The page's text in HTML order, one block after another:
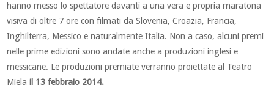
hanno messo lo spettatore davanti a una vera e propria maratona
visiva di oltre 7 ore con filmati da Slovenia, Croazia, Francia,
Inghilterra, Messico e naturalmente Italia. Non a caso, alcuni premi
nelle prime edizioni sono andate anche a produzioni inglesi e
messicane. Le produzioni premiate verranno proiettate al Teatro
Miela il 13 febbraio 2014.